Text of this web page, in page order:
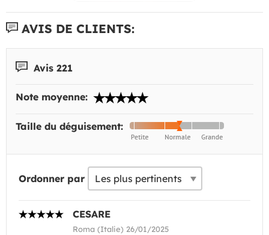
AVIS DE CLIENTS:
Avis 221
Note moyenne:
Taille du déguisement:
Ordonner par
CESARE
Roma (Italie) 26/01/2025